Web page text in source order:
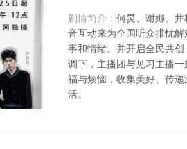
剧情简介： 何炅、谢娜、
音互动来为全国听众排忧
事和情绪。并开启全民共
调下，主播团与见习主播
福与烦恼，收集美好、传
活。